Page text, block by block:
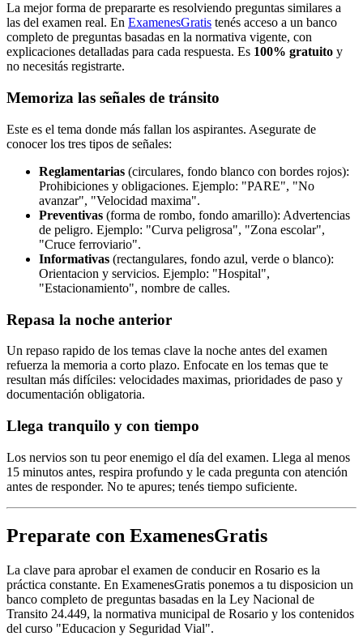
La mejor forma de prepararte es resolviendo preguntas similares a
las del examen real. En ExamenesGratis tenés acceso a un banco
completo de preguntas basadas en la normativa vigente, con
explicaciones detalladas para cada respuesta. Es 100% gratuito y
no necesitás registrarte.
Memoriza las señales de tránsito
Este es el tema donde más fallan los aspirantes. Asegurate de
conocer los tres tipos de señales:
Reglamentarias (circulares, fondo blanco con bordes rojos):
Prohibiciones y obligaciones. Ejemplo: "PARE", "No
avanzar", "Velocidad maxima".
Preventivas (forma de rombo, fondo amarillo): Advertencias
de peligro. Ejemplo: "Curva peligrosa", "Zona escolar",
"Cruce ferroviario".
Informativas (rectangulares, fondo azul, verde o blanco):
Orientacion y servicios. Ejemplo: "Hospital",
"Estacionamiento", nombre de calles.
Repasa la noche anterior
Un repaso rapido de los temas clave la noche antes del examen
refuerza la memoria a corto plazo. Enfocate en los temas que te
resultan más difíciles: velocidades maximas, prioridades de paso y
documentación obligatoria.
Llega tranquilo y con tiempo
Los nervios son tu peor enemigo el día del examen. Llega al menos
15 minutos antes, respira profundo y le cada pregunta con atención
antes de responder. No te apures; tenés tiempo suficiente.
Preparate con ExamenesGratis
La clave para aprobar el examen de conducir en Rosario es la
práctica constante. En ExamenesGratis ponemos a tu disposicion un
banco completo de preguntas basadas en la Ley Nacional de
Transito 24.449, la normativa municipal de Rosario y los contenidos
del curso "Educacion y Seguridad Vial".